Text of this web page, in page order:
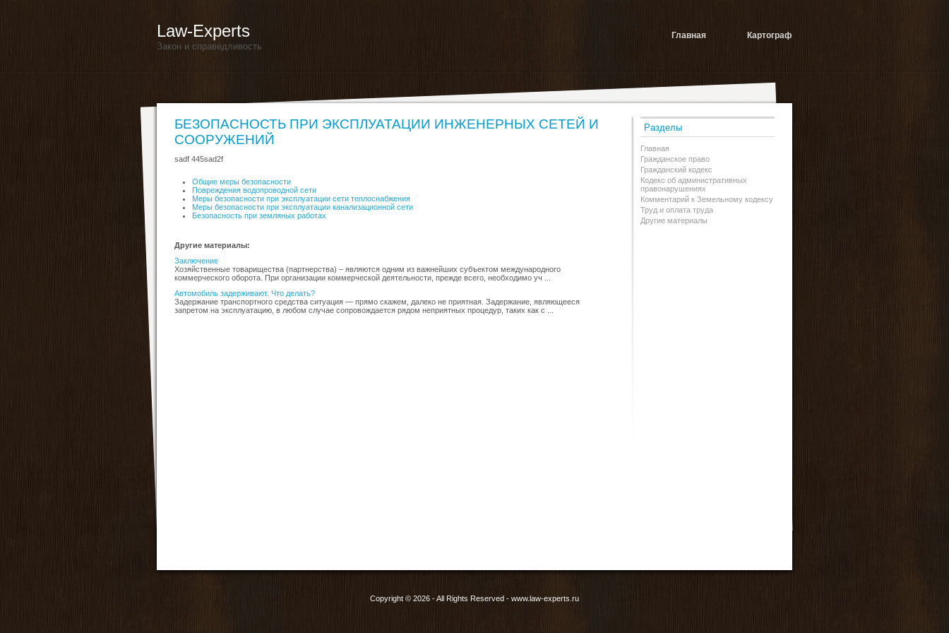
Law-Experts
Закон и справедливость
Главная Картограф
БЕЗОПАСНОСТЬ ПРИ ЭКСПЛУАТАЦИИ ИНЖЕНЕРНЫХ СЕТЕЙ И
СООРУЖЕНИЙ
sadf 445sad2f
Общие меры безопасности
Повреждения водопроводной сети
Меры безопасности при эксплуатации сети теплоснабжения
Меры безопасности при эксплуатации канализационной сети
Безопасность при земляных работах
Другие материалы:
Заключение
Хозяйственные товарищества (партнерства) – являются одним из важнейших субъектом международного
коммерческого оборота. При организации коммерческой деятельности, прежде всего, необходимо уч ...
Автомобиль задерживают. Что делать?
Задержание транспортного средства ситуация — прямо скажем, далеко не приятная. Задержание, являющееся
запретом на эксплуатацию, в любом случае сопровождается рядом неприятных процедур, таких как с ...
Разделы
Главная
Гражданское право
Гражданский кодекс
Кодекс об административных
правонарушениях
Комментарий к Земельному кодексу
Труд и оплата труда
Другие материалы
Copyright © 2026 - All Rights Reserved - www.law-experts.ru